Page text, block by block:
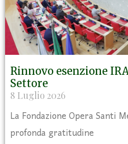
Rinnovo esenzione
Settore
8 Luglio 2026
La Fondazione Opera Santi
profonda gratitudine